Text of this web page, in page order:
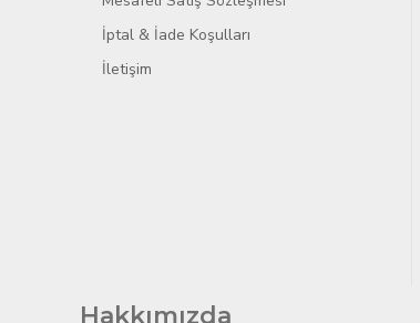
İptal & İade Koşulları
İletişim
Hakkımızda